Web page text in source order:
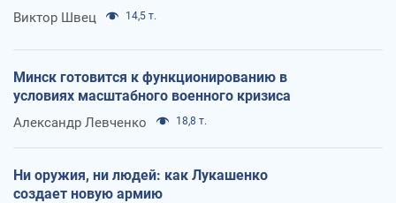
Виктор Швец 14,5 т.
Минск готовится к функционированию в
условиях масштабного военного кризиса
Александр Левченко 18,8 т.
Ни оружия, ни людей: как Лукашенко
создает новую армию